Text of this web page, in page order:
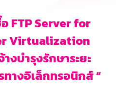
อ FTP Server for
Virtualization
งบำรุงรักษาระยะ
ทางอิเล็กทรอนิกส์ “